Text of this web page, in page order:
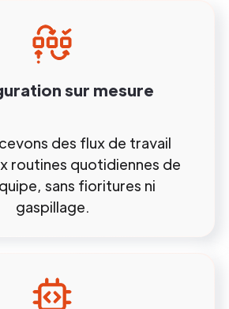
sur mesure
des flux de travail
routines quotidiennes de
sans fioritures ni
gaspillage.